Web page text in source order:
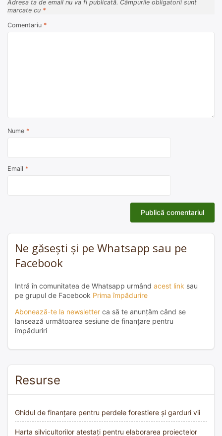
Adresa ta de email nu va fi publicată. Câmpurile obligatorii sunt
marcate cu *
Comentariu *
Nume *
Email *
Ne găsești și pe Whatsapp sau pe
Facebook
Intră în comunitatea de Whatsapp urmând acest link sau
pe grupul de Facebook Prima împădurire
Abonează-te la newsletter ca să te anunțăm când se
lansează următoarea sesiune de finanțare pentru
împăduriri
Resurse
Ghidul de finanțare pentru perdele forestiere și garduri vii
Harta silvicultorilor atestați pentru elaborarea proiectelor